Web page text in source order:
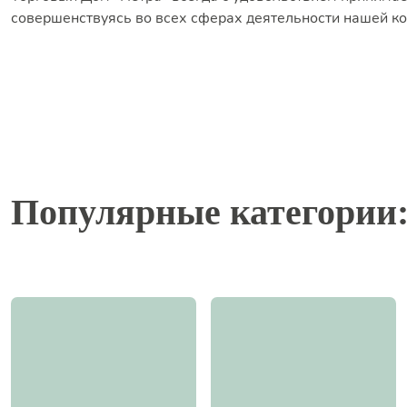
совершенствуясь во всех сферах деятельности нашей
Популярные категории: